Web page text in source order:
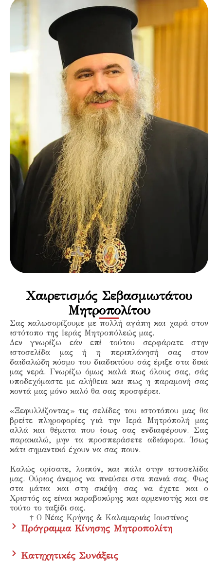
Χαιρετισμός Σεβασμιωτάτου
Μητροπολίτου
Σας καλωσορίζουμε με πολλή αγάπη και χαρά στον
ιστότοπο της Ιεράς Μητροπόλεώς μας.
Δεν γνωρίζω εάν επί τούτου σερφάρατε στην
ιστοσελίδα μας ή η περιπλάνησή σας στον
δαιδαλώδη κόσμο του διαδικτύου σάς έριξε στα δικά
μας νερά. Γνωρίζω όμως καλά πως όλους σας, σάς
υποδεχόμαστε με αλήθεια και πως η παραμονή σας
κοντά μας μόνο καλό θα σας προσφέρει.
«Ξεφυλλίζοντας» τις σελίδες του ιστοτόπου μας θα
βρείτε πληροφορίες γιά την Ιερά Μητρόπολή μας
αλλά και θέματα που ίσως σας ενδιαφέρουν. Σας
παρακαλώ, μην τα προσπεράσετε αδιάφορα. Ίσως
κάτι σημαντικό έχουν να σας πουν.
Καλώς ορίσατε, λοιπόν, και πάλι στην ιστοσελίδα
μας. Ούριος άνεμος να πνεύσει στα πανιά σας. Φως
στα μάτια και στη σκέψη σας να έχετε και ο
Χριστός ας είναι καραβοκύρης και αρμενιστής και σε
τούτο το ταξίδι σας.
† Ο Νέας Κρήνης & Καλαμαριάς Ιουστίνος
Πρόγραμμα Κίνησης Μητροπολίτη
Κατηχητικές Συνάξεις